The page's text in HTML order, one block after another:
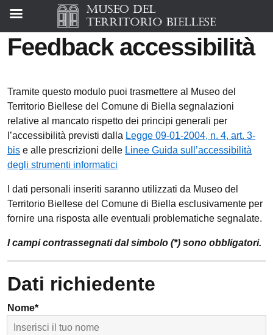
Feedback accessibilità
Tramite questo modulo puoi trasmettere al Museo del
Territorio Biellese del Comune di Biella segnalazioni
relative al mancato rispetto dei principi generali per
l’accessibilità previsti dalla Legge 09-01-2004, n. 4, art. 3-
bis e alle prescrizioni delle Linee Guida sull’accessibilità
degli strumenti informatici
I dati personali inseriti saranno utilizzati da Museo del
Territorio Biellese del Comune di Biella esclusivamente per
fornire una risposta alle eventuali problematiche segnalate.
I campi contrassegnati dal simbolo (*) sono obbligatori.
Dati richiedente
Nome*